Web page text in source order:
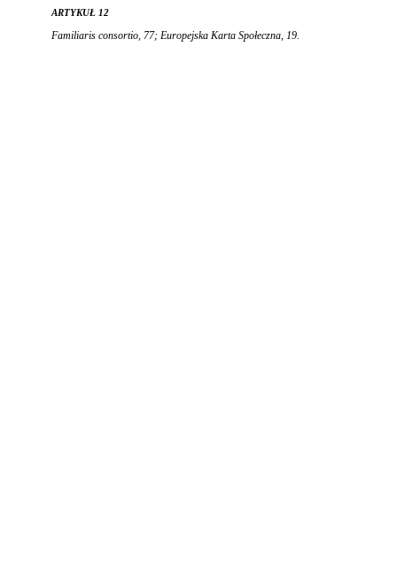
ARTYKUŁ 12
Familiaris consortio, 77; Europejska Karta Społeczna, 19.